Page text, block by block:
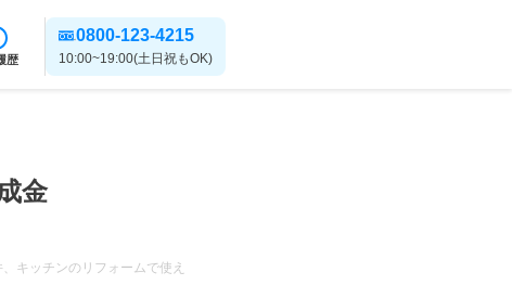
歴
0800-123-4215
10:00~19:00(土日祝もOK)
金
キッチンのリフォームで使え